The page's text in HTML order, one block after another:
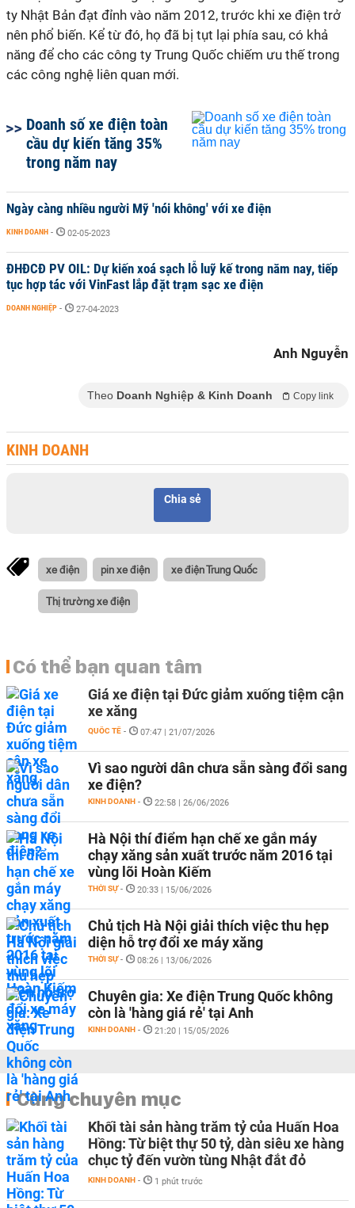
ty Nhật Bản đạt đỉnh vào năm 2012, trước khi xe điện trở
nên phổ biến. Kể từ đó, họ đã bị tụt lại phía sau, có khả
năng để cho các công ty Trung Quốc chiếm ưu thế trong
các công nghệ liên quan mới.
Doanh số xe điện toàn
cầu dự kiến tăng 35%
trong năm nay
Ngày càng nhiều người Mỹ 'nói không' với xe điện
KINH DOANH - 02-05-2023
ĐHĐCĐ PV OIL: Dự kiến xoá sạch lỗ luỹ kế trong năm nay, tiếp
tục hợp tác với VinFast lắp đặt trạm sạc xe điện
DOANH NGHIỆP - 27-04-2023
Anh Nguyễn
Theo Doanh Nghiệp & Kinh Doanh Copy link
KINH DOANH
Chia sẻ
xe điện pin xe điện xe điện Trung Quốc
Thị trường xe điện
Có thể bạn quan tâm
Giá xe điện tại Đức giảm xuống tiệm cận
xe xăng
QUỐC TẾ - 07:47 | 21/07/2026
Vì sao người dân chưa sẵn sàng đổi sang
xe điện?
KINH DOANH - 22:58 | 26/06/2026
Hà Nội thí điểm hạn chế xe gắn máy
chạy xăng sản xuất trước năm 2016 tại
vùng lõi Hoàn Kiếm
THỜI SỰ - 20:33 | 15/06/2026
Chủ tịch Hà Nội giải thích việc thu hẹp
diện hỗ trợ đổi xe máy xăng
THỜI SỰ - 08:26 | 13/06/2026
Chuyên gia: Xe điện Trung Quốc không
còn là 'hàng giá rẻ' tại Anh
KINH DOANH - 21:20 | 15/05/2026
Cùng chuyên mục
Khối tài sản hàng trăm tỷ của Huấn Hoa
Hồng: Từ biệt thự 50 tỷ, dàn siêu xe hàng
chục tỷ đến vườn tùng Nhật đắt đỏ
KINH DOANH - 1 phút trước